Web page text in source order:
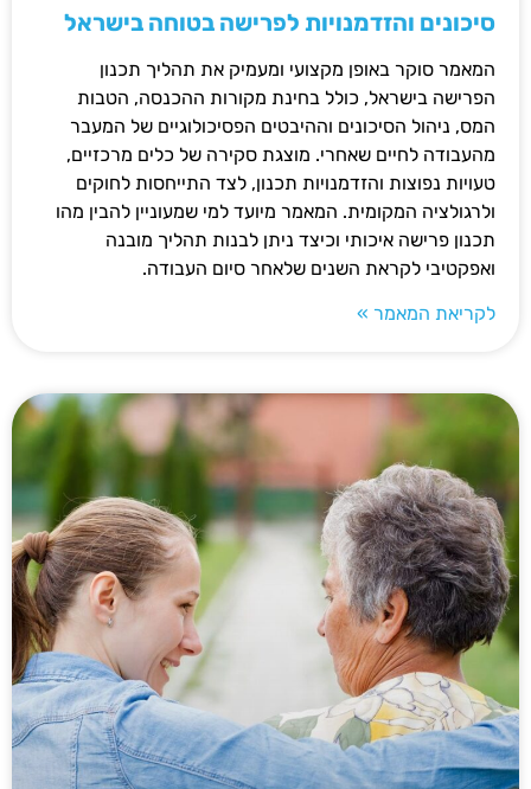
סיכונים והזדמנויות לפרישה בטוחה בישראל
המאמר סוקר באופן מקצועי ומעמיק את תהליך תכנון
הפרישה בישראל, כולל בחינת מקורות ההכנסה, הטבות
המס, ניהול הסיכונים וההיבטים הפסיכולוגיים של המעבר
מהעבודה לחיים שאחרי. מוצגת סקירה של כלים מרכזיים,
טעויות נפוצות והזדמנויות תכנון, לצד התייחסות לחוקים
ולרגולציה המקומית. המאמר מיועד למי שמעוניין להבין מהו
תכנון פרישה איכותי וכיצד ניתן לבנות תהליך מובנה
ואפקטיבי לקראת השנים שלאחר סיום העבודה.
לקריאת המאמר »